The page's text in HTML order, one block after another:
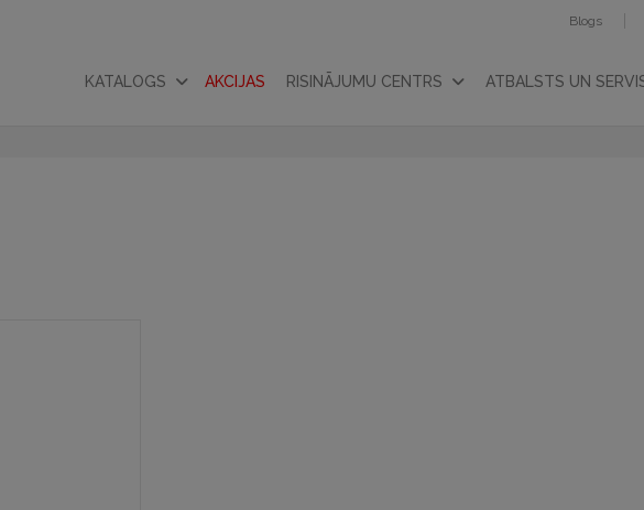
Blogs
KATALOGS AKCIJAS RISINĀJUMU CENTRS ATBALSTS UN